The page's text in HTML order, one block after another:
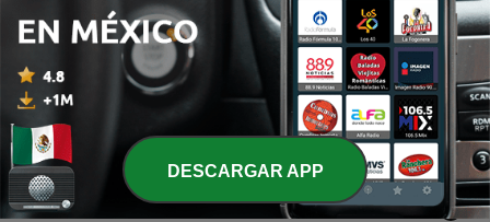
227 -
202 Pasé de ser VÍCTIMA a perseguir P3D0FIL0S
con Nazly Borrero
226 - 201 El regreso de la delgadez extrema y la nueva
mentira de la salud con Raquel Lobatón
13 jul. 2026
225 - 200 Tourette: el SÍNDROME que TODOS juzgan y
POCOS entienden con Evelyn Trujillo
DESCARGAR APP